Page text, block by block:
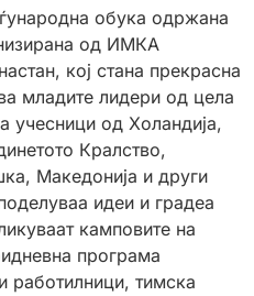
обука одржана
од ИМКА
кој стана прекрасна
младите лидери од цела
учесници од Холандија,
Кралство,
Македонија и други
идеи и градеа
камповите на
програма
работилници, тимска